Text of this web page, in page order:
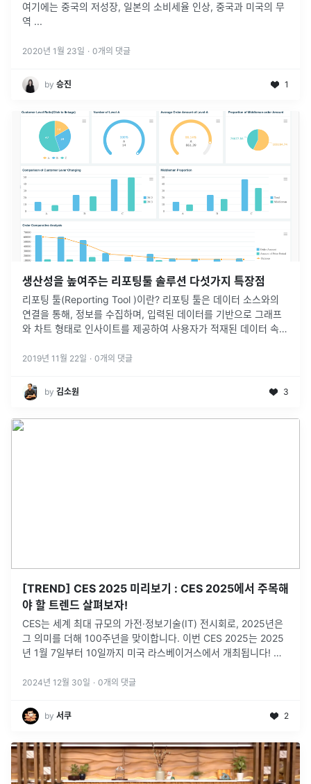
여기에는 중국의 저성장, 일본의 소비세율 인상, 중국과 미국의 무
역 ...
2020년 1월 23일 · 0개의 댓글
by 승진 1
생산성을 높여주는 리포팅툴 솔루션 다섯가지 특장점
리포팅 툴(Reporting Tool )이란? 리포팅 툴은 데이터 소스와의
연결을 통해, 정보를 수집하며, 입력된 데이터를 기반으로 그래프
와 차트 형태로 인사이트를 제공하여 사용자가 적재된 데이터 속에
업...
2019년 11월 22일 · 0개의 댓글
by 김소원 3
[TREND] CES 2025 미리보기 : CES 2025에서 주목해
야 할 트렌드 살펴보자!
CES는 세계 최대 규모의 가전·정보기술(IT) 전시회로, 2025년은
그 의미를 더해 100주년을 맞이합니다. 이번 CES 2025는 2025
년 1월 7일부터 10일까지 미국 라스베이거스에서 개최됩니다! 살
2024년 12월 30일 · 0개의 댓글
by 서쿠 2